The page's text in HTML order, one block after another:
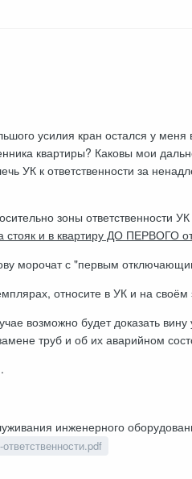
усилия кран остался у меня
квартиры? Каковы мои
УК к ответственности за
зоны ответственности
стояк и в квартиру ДО ПЕРВОГО
морочат с "первым
относите в УК и на своём
возможно будет доказать
труб и об их аварийном
инженерного